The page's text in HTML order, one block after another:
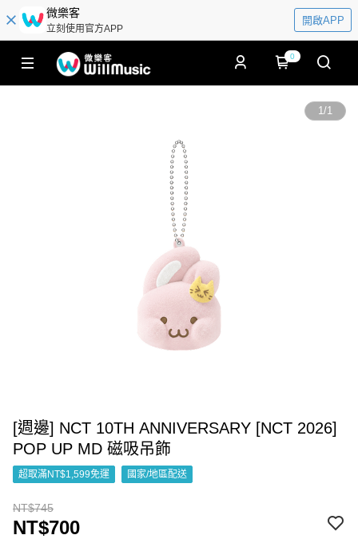
微樂客
立刻使用官方APP
開啟APP
0
1/1
[週邊] NCT 10TH ANNIVERSARY [NCT 2026]
POP UP MD 磁吸吊飾
超取滿NT$1,599免運 國家/地區配送
NT$745
NT$700